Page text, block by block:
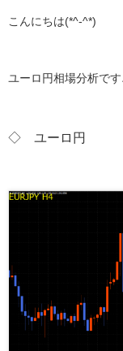
こんにちは(*^-^*)
ユーロ円相場分析です
◇ ユーロ円